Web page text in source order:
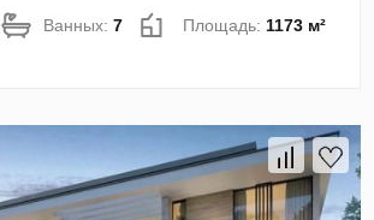
Ванных:7 Площадь:1173 м²